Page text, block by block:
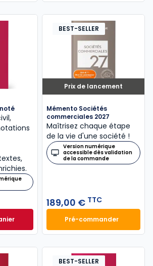
civil 2027, annoté à 49,00 € TTC
Prix de lancement
BEST-SELLER
Mémento Sociétés
commerciales 2027
Maîtrisez chaque étape
de la vie d'une société !
Version numérique
accessible dès validation
de la commande
189,00 € TTC
Pré-commander
Mémento
BEST-SELLER